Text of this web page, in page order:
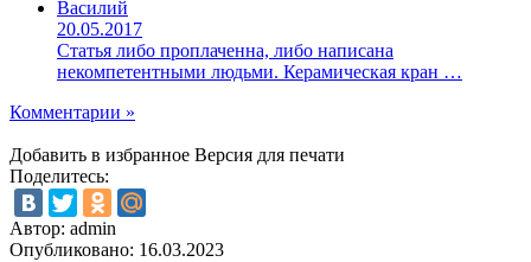
Василий
20.05.2017
Статья либо проплаченна, либо написана
некомпетентными людьми. Керамическая кран …
Комментарии »
Добавить в избранное Версия для печати
Поделитесь:
Автор: admin
Опубликовано: 16.03.2023